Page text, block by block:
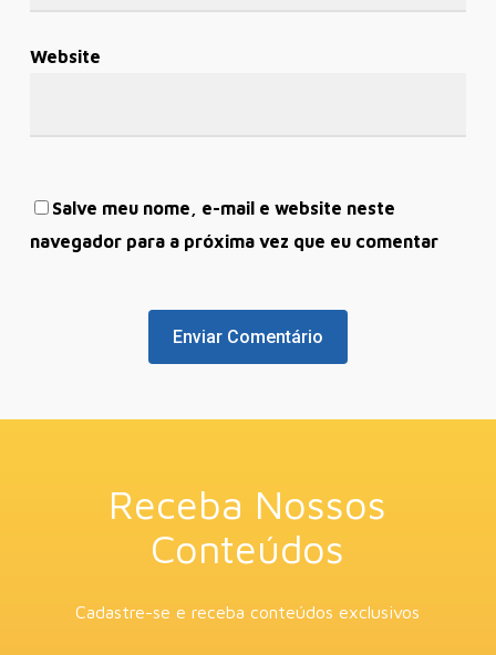
Website
Salve meu nome, e-mail e website neste
navegador para a próxima vez que eu comentar
Receba Nossos
Conteúdos
Cadastre-se e receba conteúdos exclusivos